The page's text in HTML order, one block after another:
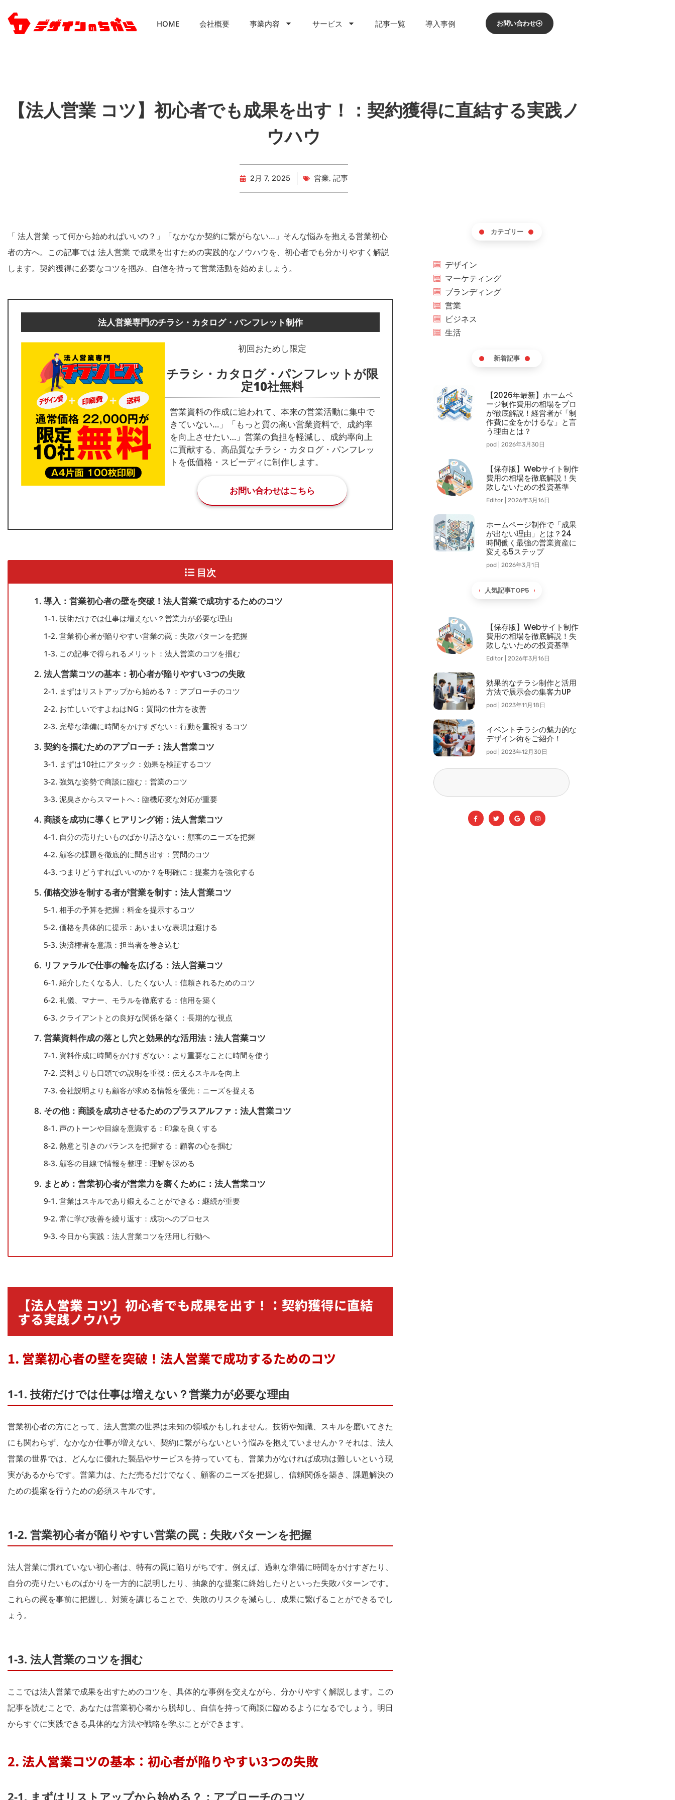
HOME 会社概要 事業内容 サービス 記事一覧 導入事例 お問い合わせ
【法人営業 コツ】初心者でも成果を出す！：契約獲得に直結する実践ノ
ウハウ
2月 7, 2025 営業, 記事
「 法人営業 って何から始めればいいの？」「なかなか契約に繋がらない…」そんな悩みを抱える営業初心
者の方へ。この記事では 法人営業 で成果を出すための実践的なノウハウを、初心者でも分かりやすく解説
します。契約獲得に必要なコツを掴み、自信を持って営業活動を始めましょう。
法人営業専門のチラシ・カタログ・パンフレット制作
初回おためし限定
チラシ・カタログ・パンフレットが限
定10社無料
営業資料の作成に追われて、本来の営業活動に集中で
きていない…」「もっと質の高い営業資料で、成約率
を向上させたい…」営業の負担を軽減し、成約率向上
に貢献する、高品質なチラシ・カタログ・パンフレッ
トを低価格・スピーディに制作します。
お問い合わせはこちら
目次
1. 導入：営業初心者の壁を突破！法人営業で成功するためのコツ
1-1. 技術だけでは仕事は増えない？営業力が必要な理由
1-2. 営業初心者が陥りやすい営業の罠：失敗パターンを把握
1-3. この記事で得られるメリット：法人営業のコツを掴む
2. 法人営業コツの基本：初心者が陥りやすい3つの失敗
2-1. まずはリストアップから始める？：アプローチのコツ
2-2. お忙しいですよねはNG：質問の仕方を改善
2-3. 完璧な準備に時間をかけすぎない：行動を重視するコツ
3. 契約を掴むためのアプローチ：法人営業コツ
3-1. まずは10社にアタック：効果を検証するコツ
3-2. 強気な姿勢で商談に臨む：営業のコツ
3-3. 泥臭さからスマートへ：臨機応変な対応が重要
4. 商談を成功に導くヒアリング術：法人営業コツ
4-1. 自分の売りたいものばかり話さない：顧客のニーズを把握
4-2. 顧客の課題を徹底的に聞き出す：質問のコツ
4-3. つまりどうすればいいのか？を明確に：提案力を強化する
5. 価格交渉を制する者が営業を制す：法人営業コツ
5-1. 相手の予算を把握：料金を提示するコツ
5-2. 価格を具体的に提示：あいまいな表現は避ける
5-3. 決済権者を意識：担当者を巻き込む
6. リファラルで仕事の輪を広げる：法人営業コツ
6-1. 紹介したくなる人、したくない人：信頼されるためのコツ
6-2. 礼儀、マナー、モラルを徹底する：信用を築く
6-3. クライアントとの良好な関係を築く：長期的な視点
7. 営業資料作成の落とし穴と効果的な活用法：法人営業コツ
7-1. 資料作成に時間をかけすぎない：より重要なことに時間を使う
7-2. 資料よりも口頭での説明を重視：伝えるスキルを向上
7-3. 会社説明よりも顧客が求める情報を優先：ニーズを捉える
8. その他：商談を成功させるためのプラスアルファ：法人営業コツ
8-1. 声のトーンや目線を意識する：印象を良くする
8-2. 熱意と引きのバランスを把握する：顧客の心を掴む
8-3. 顧客の目線で情報を整理：理解を深める
9. まとめ：営業初心者が営業力を磨くために：法人営業コツ
9-1. 営業はスキルであり鍛えることができる：継続が重要
9-2. 常に学び改善を繰り返す：成功へのプロセス
9-3. 今日から実践：法人営業コツを活用し行動へ
【法人営業 コツ】初心者でも成果を出す！：契約獲得に直結
する実践ノウハウ
1. 営業初心者の壁を突破！法人営業で成功するためのコツ
1-1. 技術だけでは仕事は増えない？営業力が必要な理由
営業初心者の方にとって、法人営業の世界は未知の領域かもしれません。技術や知識、スキルを磨いてきた
にも関わらず、なかなか仕事が増えない、契約に繋がらないという悩みを抱えていませんか？それは、法人
営業の世界では、どんなに優れた製品やサービスを持っていても、営業力がなければ成功は難しいという現
実があるからです。営業力は、ただ売るだけでなく、顧客のニーズを把握し、信頼関係を築き、課題解決の
ための提案を行うための必須スキルです。
1-2. 営業初心者が陥りやすい営業の罠：失敗パターンを把握
法人営業に慣れていない初心者は、特有の罠に陥りがちです。例えば、過剰な準備に時間をかけすぎたり、
自分の売りたいものばかりを一方的に説明したり、抽象的な提案に終始したりといった失敗パターンです。
これらの罠を事前に把握し、対策を講じることで、失敗のリスクを減らし、成果に繋げることができるでし
ょう。
1-3. 法人営業のコツを掴む
ここでは法人営業で成果を出すためのコツを、具体的な事例を交えながら、分かりやすく解説します。この
記事を読むことで、あなたは営業初心者から脱却し、自信を持って商談に臨めるようになるでしょう。明日
からすぐに実践できる具体的な方法や戦略を学ぶことができます。
2. 法人営業コツの基本：初心者が陥りやすい3つの失敗
2-1. まずはリストアップから始める？：アプローチのコツ
カテゴリー
デザイン
マーケティング
ブランディング
営業
ビジネス
生活
新着記事
【2026年最新】ホームペ
ージ制作費用の相場をプロ
が徹底解説！経営者が「制
作費に金をかけるな」と言
う理由とは？
pod 2026年3月30日
【保存版】Webサイト制作
費用の相場を徹底解説！失
敗しないための投資基準
Editor 2026年3月16日
ホームページ制作で「成果
が出ない理由」とは？24
時間働く最強の営業資産に
変える5ステップ
pod 2026年3月1日
人気記事TOP5
【保存版】Webサイト制作
費用の相場を徹底解説！失
敗しないための投資基準
Editor 2026年3月16日
効果的なチラシ制作と活用
方法で展示会の集客力UP
pod 2023年11月18日
イベントチラシの魅力的な
デザイン術をご紹介！
pod 2023年12月30日